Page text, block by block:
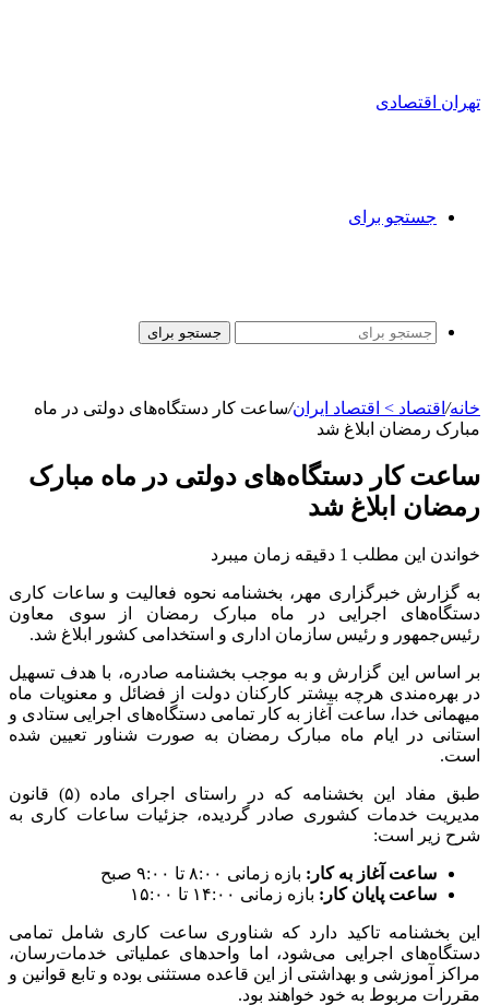
تهران اقتصادی
جستجو برای
جستجو برای
خانه/ اقتصاد > اقتصاد ایران/ساعت کار دستگاه‌های دولتی در ماه
مبارک رمضان ابلاغ شد
ساعت کار دستگاه‌های دولتی در ماه مبارک
رمضان ابلاغ شد
خواندن این مطلب 1 دقیقه زمان میبرد
به گزارش خبرگزاری مهر، بخشنامه نحوه فعالیت و ساعات کاری
دستگاه‌های اجرایی در ماه مبارک رمضان از سوی معاون
رئیس‌جمهور و رئیس سازمان اداری و استخدامی کشور ابلاغ شد.
بر اساس این گزارش و به موجب بخشنامه صادره، با هدف تسهیل
در بهره‌مندی هرچه بیشتر کارکنان دولت از فضائل و معنویات ماه
میهمانی خدا، ساعت آغاز به کار تمامی دستگاه‌های اجرایی ستادی و
استانی در ایام ماه مبارک رمضان به صورت شناور تعیین شده
است.
طبق مفاد این بخشنامه که در راستای اجرای ماده (۵) قانون
مدیریت خدمات کشوری صادر گردیده، جزئیات ساعات کاری به
شرح زیر است:
ساعت آغاز به کار: بازه زمانی ۸:۰۰ تا ۹:۰۰ صبح
ساعت پایان کار: بازه زمانی ۱۴:۰۰ تا ۱۵:۰۰
این بخشنامه تاکید دارد که شناوری ساعت کاری شامل تمامی
دستگاه‌های اجرایی می‌شود، اما واحدهای عملیاتی خدمات‌رسان،
مراکز آموزشی و بهداشتی از این قاعده مستثنی بوده و تابع قوانین و
مقررات مربوط به خود خواهند بود.